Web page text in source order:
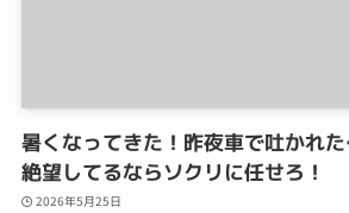
暑くなってきた！昨夜車で吐かれ
絶望してるならソクリに任せろ！
2026年5月25日